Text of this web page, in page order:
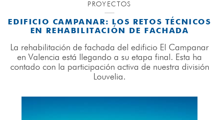
PROYECTOS
EDIFICIO CAMPANAR: LOS RETOS TÉCNICOS
EN REHABILITACIÓN DE FACHADA
La rehabilitación de fachada del edificio El Campanar
en Valencia está llegando a su etapa final. Esta ha
contado con la participación activa de nuestra división
Louvelia.